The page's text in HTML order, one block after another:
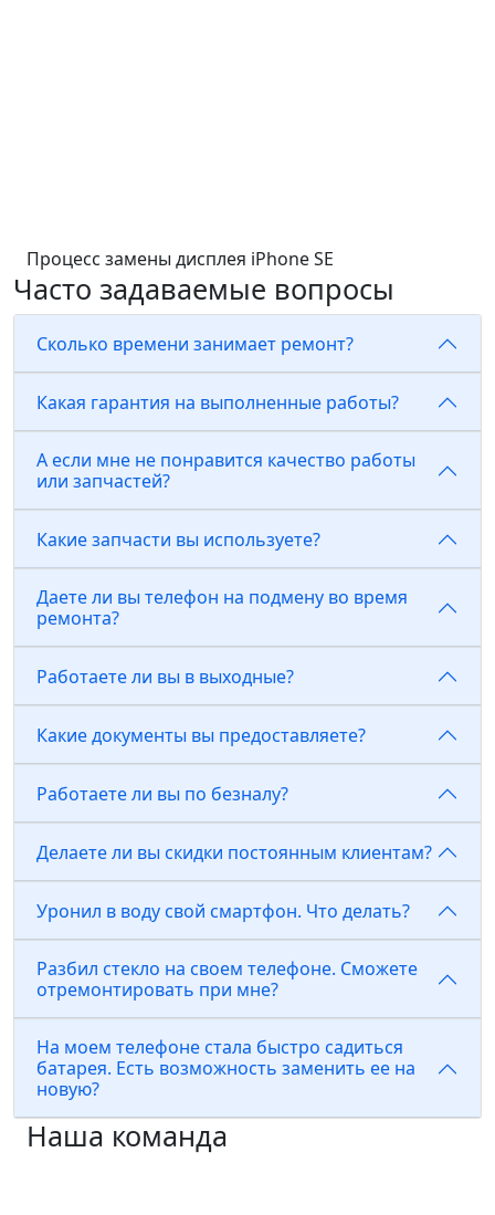
Процесс замены дисплея iPhone SE
Часто задаваемые вопросы
Сколько времени занимает ремонт?
Какая гарантия на выполненные работы?
А если мне не понравится качество работы
или запчастей?
Какие запчасти вы используете?
Даете ли вы телефон на подмену во время
ремонта?
Работаете ли вы в выходные?
Какие документы вы предоставляете?
Работаете ли вы по безналу?
Делаете ли вы скидки постоянным клиентам?
Уронил в воду свой смартфон. Что делать?
Разбил стекло на своем телефоне. Сможете
отремонтировать при мне?
На моем телефоне стала быстро садиться
батарея. Есть возможность заменить ее на
новую?
Наша команда